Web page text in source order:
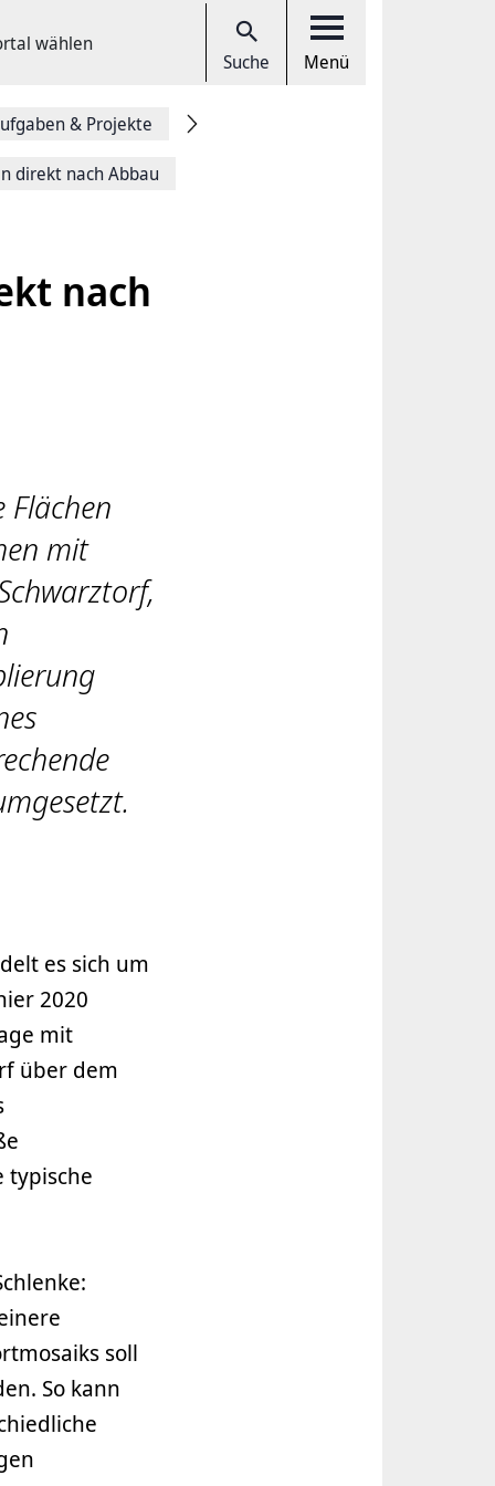
wählen
Suche Menü
& Projekte
direkt nach Abbau
nach
Flächen
mit
es sich um
2020
mit
über dem
typische
soll
So kann